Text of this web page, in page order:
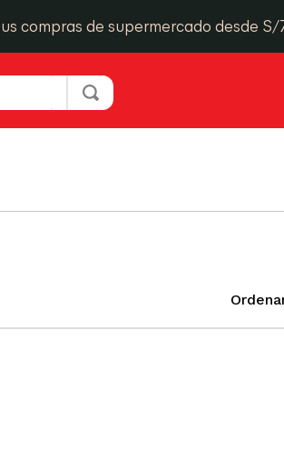
compras de supermercado desde S/